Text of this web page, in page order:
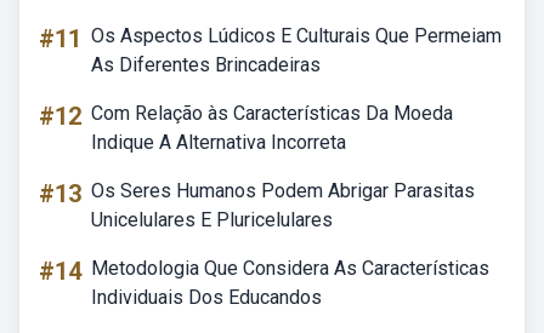
#11 Os Aspectos Lúdicos E Culturais Que Permeiam
As Diferentes Brincadeiras
#12 Com Relação às Características Da Moeda
Indique A Alternativa Incorreta
#13 Os Seres Humanos Podem Abrigar Parasitas
Unicelulares E Pluricelulares
#14 Metodologia Que Considera As Características
Individuais Dos Educandos